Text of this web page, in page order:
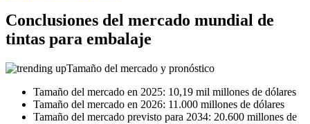
Conclusiones del mercado mundial de
tintas para embalaje
Tamaño del mercado y pronóstico
Tamaño del mercado en 2025: 10,19 mil millones de dólares
Tamaño del mercado en 2026: 11.000 millones de dólares
Tamaño del mercado previsto para 2034: 20.600 millones de